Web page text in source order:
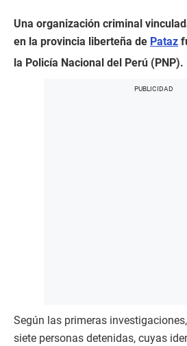
Una organización criminal
en la provincia liberteña de Pataz
la Policía Nacional del Perú (PNP).
Según las primeras
siete personas detenidas, cuyas